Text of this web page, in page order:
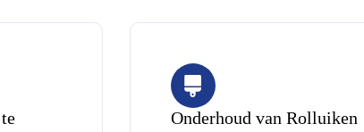
Onderhoud van Rolluiken